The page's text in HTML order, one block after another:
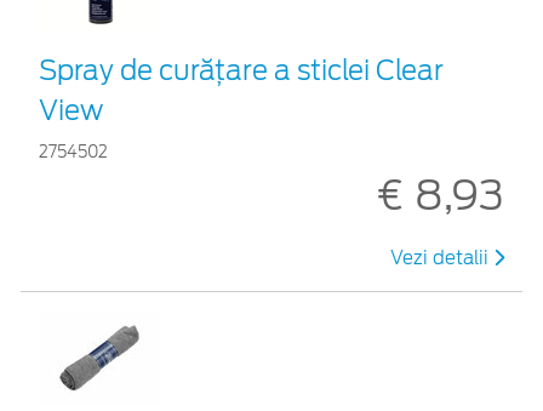
Spray de curățare a sticlei Clear
View
2754502
€ 8,93
Vezi detalii